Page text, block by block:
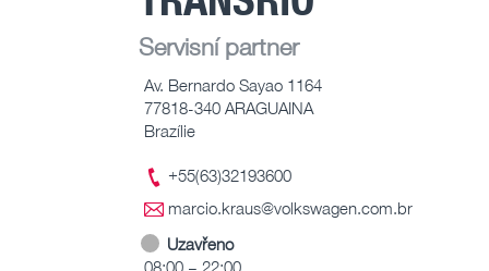
Servisní partner
Av. Bernardo Sayao 1164
77818-340 ARAGUAINA
Brazílie
+55(63)32193600
marcio.kraus@volkswagen.com.br
Uzavřeno
08:00 – 22:00